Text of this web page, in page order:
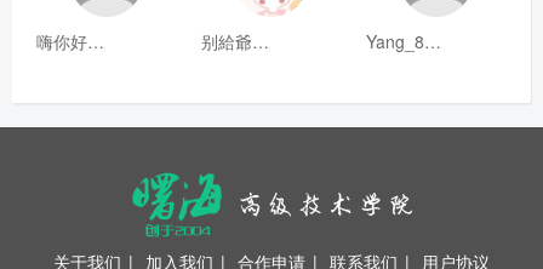
嗨你好8mm 别給爺装纯 Yang_811
关于我们 | 加入我们 | 合作申请 | 联系我们 | 用户协议